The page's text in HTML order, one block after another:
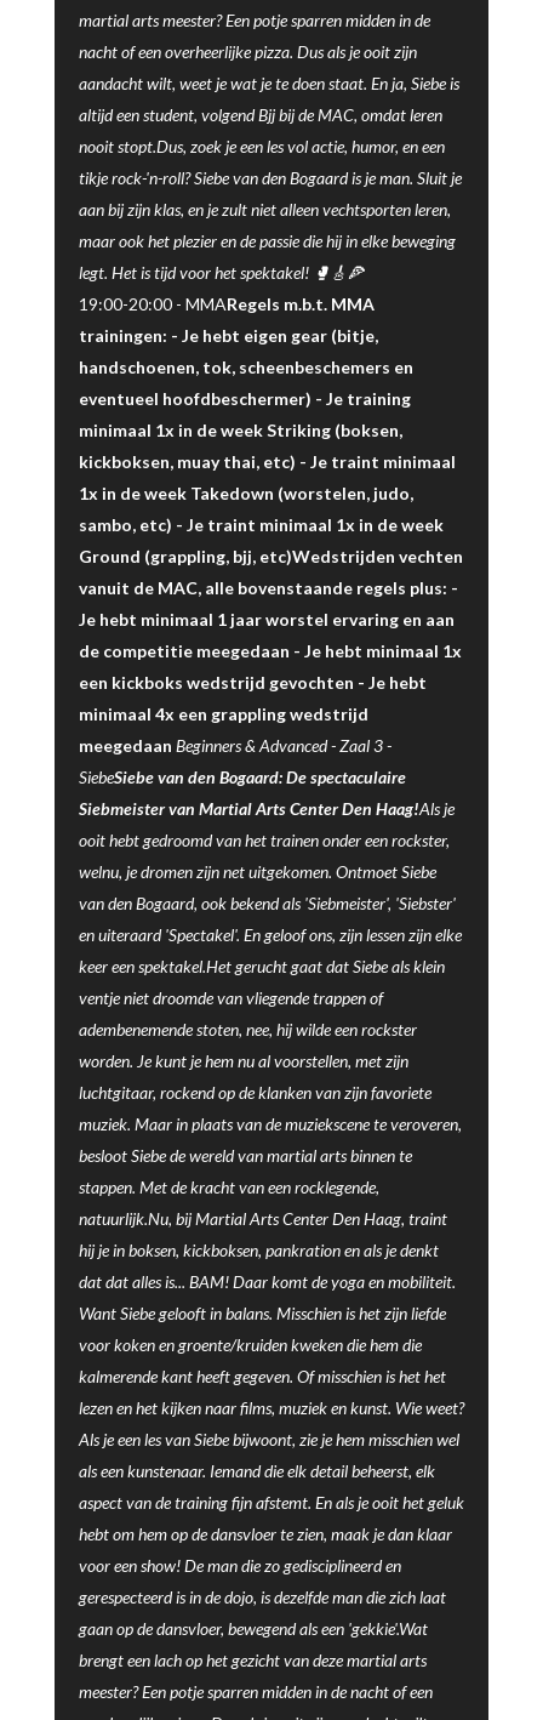
martial arts meester? Een potje sparren midden in de
nacht of een overheerlijke pizza. Dus als je ooit zijn
aandacht wilt, weet je wat je te doen staat. En ja, Siebe is
altijd een student, volgend Bjj bij de MAC, omdat leren
nooit stopt.Dus, zoek je een les vol actie, humor, en een
tikje rock-'n-roll? Siebe van den Bogaard is je man. Sluit je
aan bij zijn klas, en je zult niet alleen vechtsporten leren,
maar ook het plezier en de passie die hij in elke beweging
legt. Het is tijd voor het spektakel! 🥊🎸🍕
19:00-20:00 - MMARegels m.b.t. MMA
trainingen: - Je hebt eigen gear (bitje,
handschoenen, tok, scheenbeschemers en
eventueel hoofdbeschermer) - Je training
minimaal 1x in de week Striking (boksen,
kickboksen, muay thai, etc) - Je traint minimaal
1x in de week Takedown (worstelen, judo,
sambo, etc) - Je traint minimaal 1x in de week
Ground (grappling, bjj, etc)Wedstrijden vechten
vanuit de MAC, alle bovenstaande regels plus: -
Je hebt minimaal 1 jaar worstel ervaring en aan
de competitie meegedaan - Je hebt minimaal 1x
een kickboks wedstrijd gevochten - Je hebt
minimaal 4x een grappling wedstrijd
meegedaan Beginners & Advanced -Zaal 3-
SiebeSiebe van den Bogaard: De spectaculaire
Siebmeister van Martial Arts Center Den Haag!Als je
ooit hebt gedroomd van het trainen onder een rockster,
welnu, je dromen zijn net uitgekomen. Ontmoet Siebe
van den Bogaard, ook bekend als 'Siebmeister', 'Siebster'
en uiteraard 'Spectakel'. En geloof ons, zijn lessen zijn elke
keer een spektakel.Het gerucht gaat dat Siebe als klein
ventje niet droomde van vliegende trappen of
adembenemende stoten, nee, hij wilde een rockster
worden. Je kunt je hem nu al voorstellen, met zijn
luchtgitaar, rockend op de klanken van zijn favoriete
muziek. Maar in plaats van de muziekscene te veroveren,
besloot Siebe de wereld van martial arts binnen te
stappen. Met de kracht van een rocklegende,
natuurlijk.Nu, bij Martial Arts Center Den Haag, traint
hij je in boksen, kickboksen, pankration en als je denkt
dat dat alles is... BAM! Daar komt de yoga en mobiliteit.
Want Siebe gelooft in balans. Misschien is het zijn liefde
voor koken en groente/kruiden kweken die hem die
kalmerende kant heeft gegeven. Of misschien is het het
lezen en het kijken naar films, muziek en kunst. Wie weet?
Als je een les van Siebe bijwoont, zie je hem misschien wel
als een kunstenaar. Iemand die elk detail beheerst, elk
aspect van de training fijn afstemt. En als je ooit het geluk
hebt om hem op de dansvloer te zien, maak je dan klaar
voor een show! De man die zo gedisciplineerd en
gerespecteerd is in de dojo, is dezelfde man die zich laat
gaan op de dansvloer, bewegend als een 'gekkie'.Wat
brengt een lach op het gezicht van deze martial arts
meester? Een potje sparren midden in de nacht of een